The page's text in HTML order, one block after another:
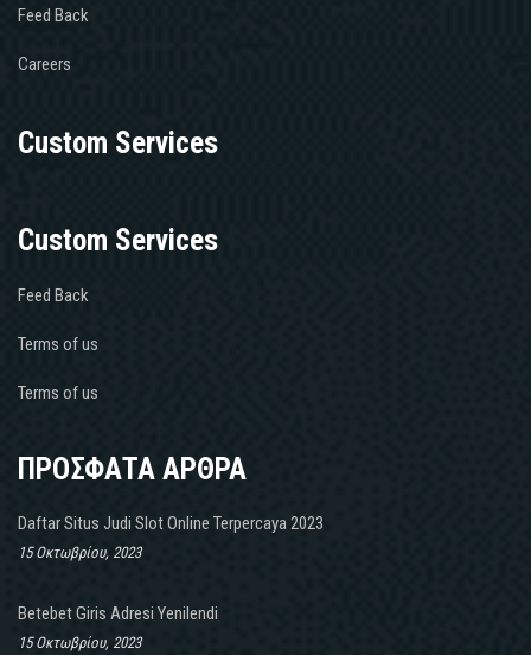
Feed Back
Careers
Custom Services
Custom Services
Feed Back
Terms of us
Terms of us
ΠΡΟΣΦΑΤΑ ΑΡΘΡΑ
Daftar Situs Judi Slot Online Terpercaya 2023
15 Οκτωβρίου, 2023
Betebet Giris Adresi Yenilendi
15 Οκτωβρίου, 2023